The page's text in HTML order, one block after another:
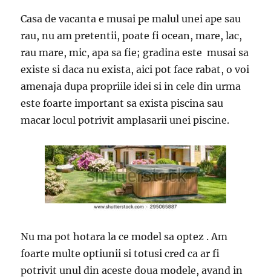
Casa de vacanta e musai pe malul unei ape sau
rau, nu am pretentii, poate fi ocean, mare, lac,
rau mare, mic, apa sa fie; gradina este musai sa
existe si daca nu exista, aici pot face rabat, o voi
amenaja dupa propriile idei si in cele din urma
este foarte important sa exista piscina sau
macar locul potrivit amplasarii unei piscine.
Nu ma pot hotara la ce model sa optez . Am
foarte multe optiunii si totusi cred ca ar fi
potrivit unul din aceste doua modele, avand in